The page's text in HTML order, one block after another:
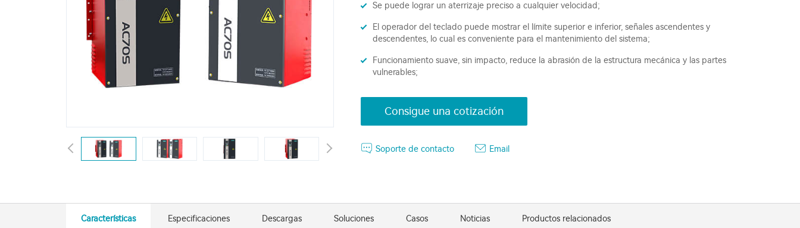
Se puede lograr un aterrizaje preciso a cualquier velocidad;
El operador del teclado puede mostrar el límite superior e inferior, señales ascendentes y
descendentes, lo cual es conveniente para el mantenimiento del sistema;
Funcionamiento suave, sin impacto, reduce la abrasión de la estructura mecánica y las partes
vulnerables;
Consigue una cotización
Soporte de contacto Email
Características Especificaciones Descargas Soluciones Casos Noticias Productos relacionados